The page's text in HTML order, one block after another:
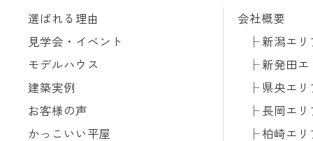
選ばれる理由
見学会・イベント
モデルハウス
建築実例
お客様の声
かっこいい平屋
会社概要
新潟エリ
新発田エ
県央エリ
長岡エリ
柏崎エリ